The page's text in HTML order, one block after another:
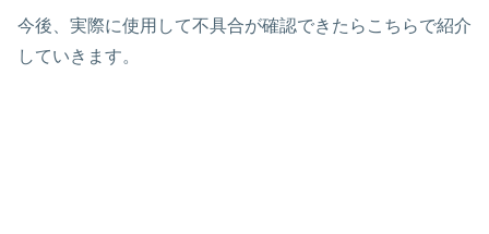
今後、実際に使用して不具合が確認できたらこちらで紹介
していきます。